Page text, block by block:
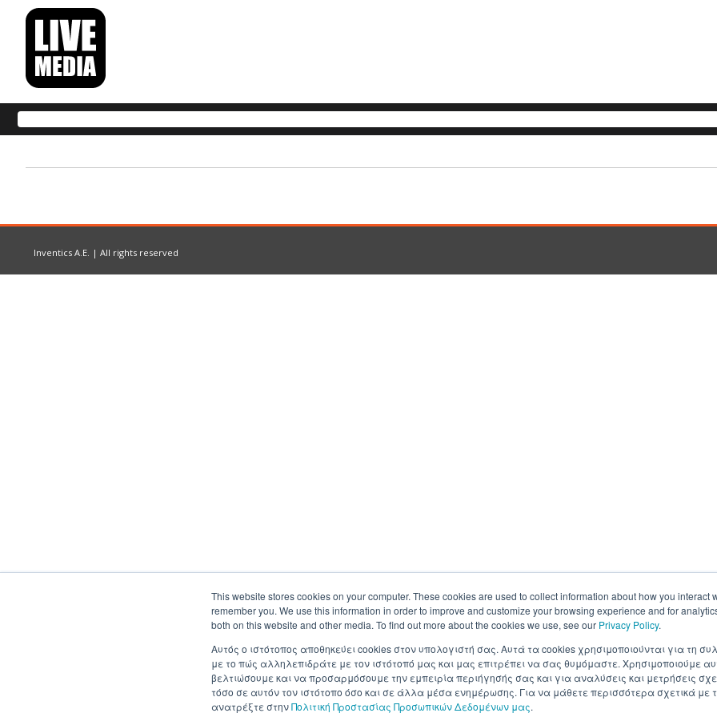
This website stores cookies on your computer. These cookies are used to collect information about how you interact
remember you. We use this information in order to improve and customize your browsing experience and for
both on this website and other media. To find out more about the cookies we use, see our Privacy Policy.
Αυτός ο ιστότοπος αποθηκεύει cookies στον υπολογιστή σας. Αυτά τα cookies χρησιμοποιούνται για τη
με το πώς αλληλεπιδράτε με τον ιστότοπό μας και μας επιτρέπει να σας θυμόμαστε. Χρησιμοποιούμε
βελτιώσουμε και να προσαρμόσουμε την εμπειρία περιήγησής σας και για αναλύσεις και μετρήσεις
τόσο σε αυτόν τον ιστότοπο όσο και σε άλλα μέσα ενημέρωσης. Για να μάθετε περισσότερα σχετικά με
ανατρέξτε στηνΠολιτική Προστασίας Προσωπικών Δεδομένων μας.
Inventics A.E. | All rights reserved